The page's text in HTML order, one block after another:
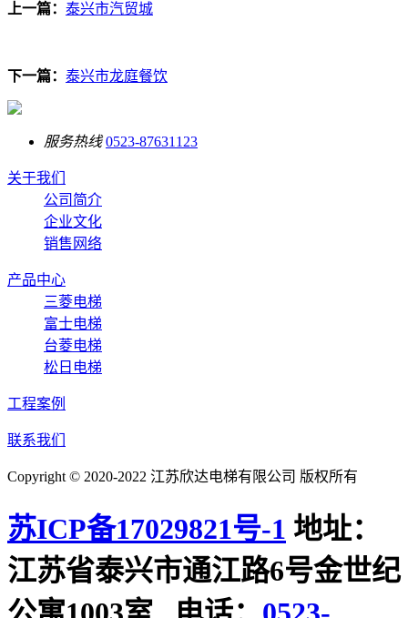
上一篇： 泰兴市汽贸城
下一篇： 泰兴市龙庭餐饮
服务热线 0523-87631123
关于我们
公司简介
企业文化
销售网络
产品中心
三菱电梯
富士电梯
台菱电梯
松日电梯
工程案例
联系我们
Copyright © 2020-2022 江苏欣达电梯有限公司 版权所有
苏ICP备17029821号-1 地址：
江苏省泰兴市通江路6号金世纪